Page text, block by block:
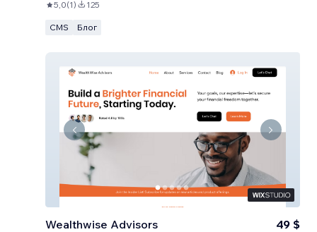
5,0(1) 125
CMS Блог
Wealthwise Advisors 49 $